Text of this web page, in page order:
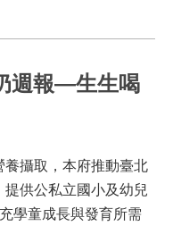
週報—生生喝
攝取，本府推動臺北
供公私立國小及幼兒
學童成長與發育所需